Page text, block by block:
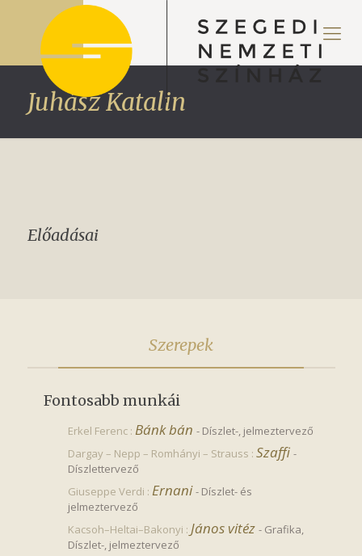
Juhász Katalin
Előadásai
Szerepek
Fontosabb munkái
Erkel Ferenc : Bánk bán - Díszlet-, jelmeztervező
Dargay – Nepp – Romhányi – Strauss : Szaffi -
Díszlettervező
Giuseppe Verdi : Ernani - Díszlet- és
jelmeztervező
Kacsoh–Heltai–Bakonyi : János vitéz - Grafika,
Díszlet-, jelmeztervező